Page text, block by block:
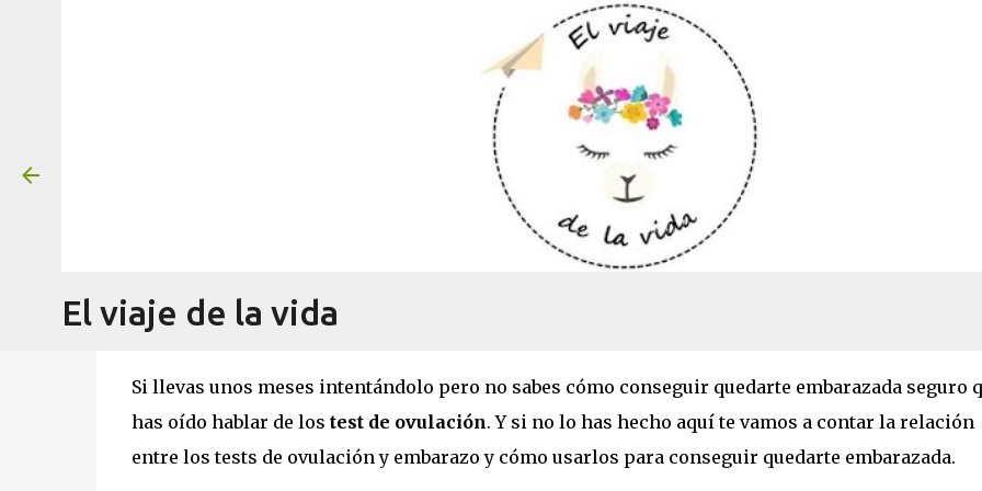
Ir al contenido principal
El viaje de la vida
Si llevas unos meses intentándolo pero no sabes cómo conseguir quedarte embarazada seguro
has oído hablar de los test de ovulación. Y si no lo has hecho aquí te vamos a contar la relación
entre los tests de ovulación y embarazo y cómo usarlos para conseguir quedarte embarazada.